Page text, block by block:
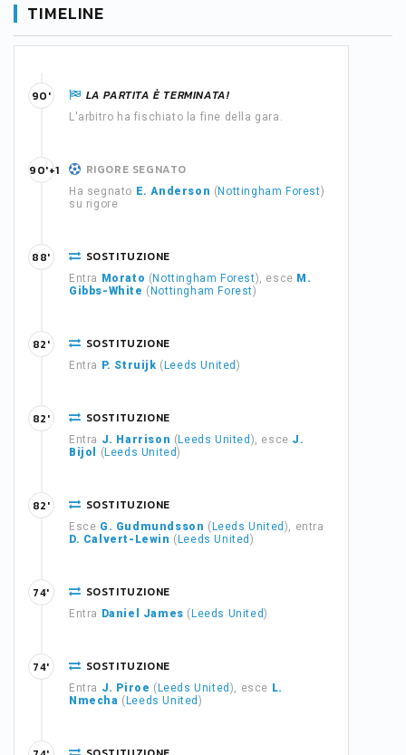
TIMELINE
LA PARTITA È TERMINATA!
L'arbitro ha fischiato la fine della gara.
90'
RIGORE SEGNATO
Ha segnato E. Anderson ( Nottingham Forest)
su rigore
90'+1
SOSTITUZIONE
Entra Morato ( Nottingham Forest), esce M.
Gibbs-White ( Nottingham Forest)
88'
SOSTITUZIONE
Entra P. Struijk ( Leeds United)
82'
SOSTITUZIONE
Entra J. Harrison ( Leeds United ), esce J.
Bijol
( Leeds United)
82'
SOSTITUZIONE
Esce G. Gudmundsson ( Leeds United ), entra
D. Calvert-Lewin ( Leeds United)
82'
SOSTITUZIONE
Entra Daniel James ( Leeds United)
74'
SOSTITUZIONE
Entra J. Piroe ( Leeds United ), esce L.
Nmecha ( Leeds United)
74'